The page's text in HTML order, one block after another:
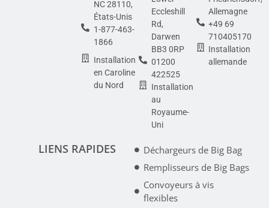
NC 28110,
États-Unis
1-877-463-
1866
Installation
en Caroline
du Nord
Eccleshill
Rd,
Darwen
BB3 0RP
01200
422525
Installation
au
Royaume-
Uni
Allemagne
+49 69
710405170
Installation
allemande
LIENS RAPIDES
Déchargeurs de Big Bag
Remplisseurs de Big Bags
Convoyeurs à vis
flexibles